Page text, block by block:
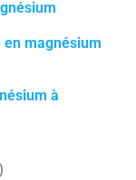
magnésium
à